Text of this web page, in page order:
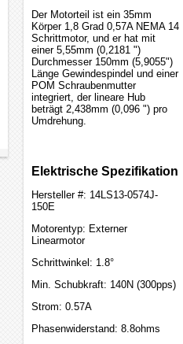
Der Motorteil ist ein 35mm
Körper 1,8 Grad 0,57A NEMA 14
Schrittmotor, und er hat mit
einer 5,55mm (0,2181 ")
Durchmesser 150mm (5,9055")
Länge Gewindespindel und einer
POM Schraubenmutter
integriert, der lineare Hub
beträgt 2,438mm (0,096 ") pro
Umdrehung.
Elektrische Spezifikation
Hersteller #: 14LS13-0574J-
150E
Motorentyp: Externer
Linearmotor
Schrittwinkel: 1.8°
Min. Schubkraft: 140N (300pps)
Strom: 0.57A
Phasenwiderstand: 8.8ohms